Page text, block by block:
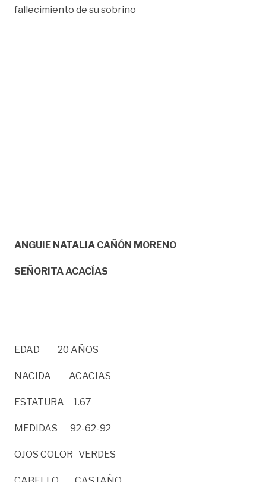
fallecimiento de su sobrino
ANGUIE NATALIA CAÑÓN MORENO
SEÑORITA ACACÍAS
EDAD 20 AÑOS
NACIDA ACACIAS
ESTATURA 1.67
MEDIDAS 92-62-92
OJOS COLOR VERDES